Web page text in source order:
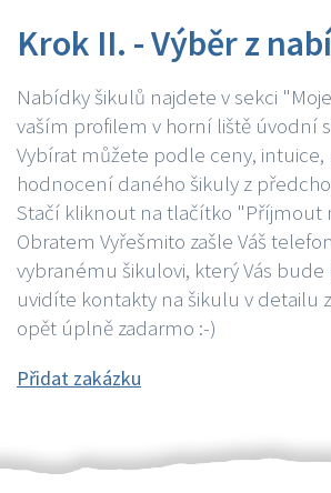
Krok II. - Výběr z
Nabídky šikulů najdete v sekci
vaším profilem v horní liště úvodní
Vybírat můžete podle ceny,
hodnocení daného šikuly z
Stačí kliknout na tlačítko "Příjmout
Obratem Vyřešmito zašle Váš
vybranému šikulovi, který Vás bude
uvidíte kontakty na šikulu v detailu
opět úplně zadarmo :-)
Přidat zakázku